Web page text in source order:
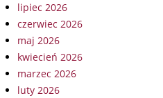
lipiec 2026
czerwiec 2026
maj 2026
kwiecień 2026
marzec 2026
luty 2026